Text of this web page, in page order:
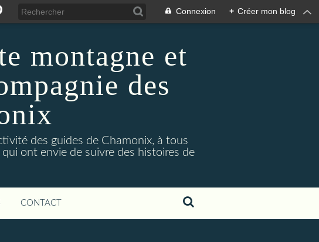
Connexion + Créer mon blog
montagne et
des
des guides de Chamonix, à tous
ont envie de suivre des histoires de
CONTACT